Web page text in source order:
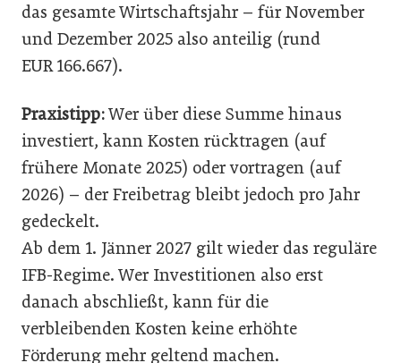
das gesamte Wirtschaftsjahr – für November
und Dezember 2025 also anteilig (rund
EUR 166.667).
Praxistipp:Wer über diese Summe hinaus
investiert, kann Kosten rücktragen (auf
frühere Monate 2025) oder vortragen (auf
2026) – der Freibetrag bleibt jedoch pro Jahr
gedeckelt.
Ab dem 1. Jänner 2027 gilt wieder das reguläre
IFB-Regime. Wer Investitionen also erst
danach abschließt, kann für die
verbleibenden Kosten keine erhöhte
Förderung mehr geltend machen.